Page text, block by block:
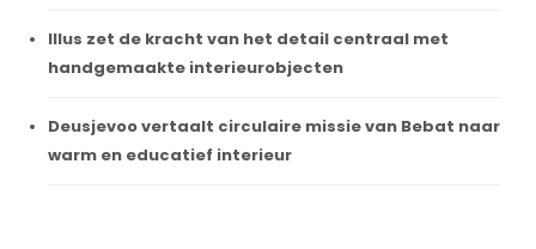
Illus zet de kracht van het detail centraal met
handgemaakte interieurobjecten
Deusjevoo vertaalt circulaire missie van Bebat naar
warm en educatief interieur